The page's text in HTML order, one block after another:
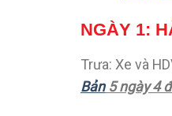
NGÀY 1:
Trưa: Xe và
Bản5 ngày 4